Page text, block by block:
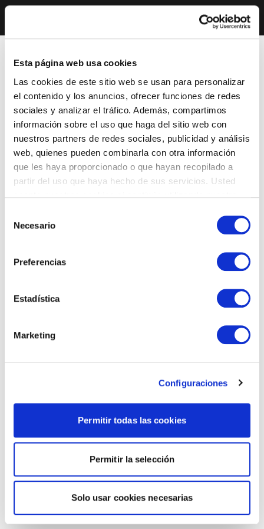
Esta página web usa cookies
Las cookies de este sitio web se usan para personalizar
el contenido y los anuncios, ofrecer funciones de redes
sociales y analizar el tráfico. Además, compartimos
información sobre el uso que haga del sitio web con
nuestros partners de redes sociales, publicidad y análisis
web, quienes pueden combinarla con otra información
que les haya proporcionado o que hayan recopilado a
partir del uso que haya hecho de sus servicios. Usted
Necesario
Preferencias
Estadística
Marketing
Configuraciones
Permitir todas las cookies
Permitir la selección
Solo usar cookies necesarias